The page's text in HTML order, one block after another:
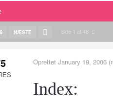
6 NÆSTE Side 1 af 48
Oprettet January 19, 2006
Index: